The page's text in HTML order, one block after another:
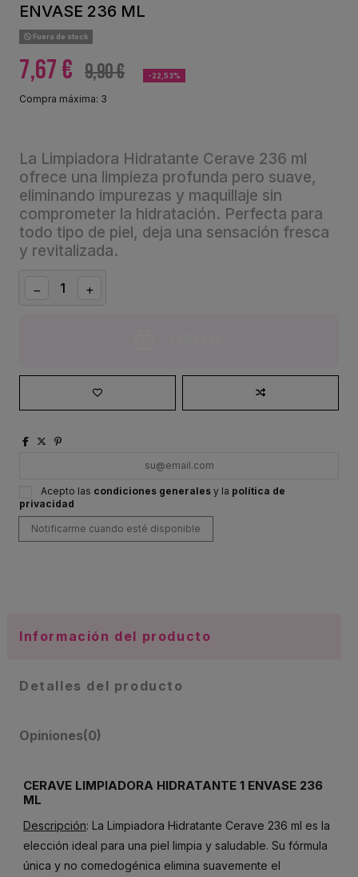
ENVASE 236 ML
Fuera de stock
7,67 € 9,90 € -22,53%
Compra máxima: 3
La Limpiadora Hidratante Cerave 236 ml
ofrece una limpieza profunda pero suave,
eliminando impurezas y maquillaje sin
comprometer la hidratación. Perfecta para
todo tipo de piel, deja una sensación fresca
y revitalizada.
Acepto las condiciones generales y la política de
privacidad
Información del producto
Detalles del producto
Opiniones(0)
CERAVE LIMPIADORA HIDRATANTE 1 ENVASE 236
ML
Descripción: La Limpiadora Hidratante Cerave 236 ml es la
elección ideal para una piel limpia y saludable. Su fórmula
única y no comedogénica elimina suavemente el